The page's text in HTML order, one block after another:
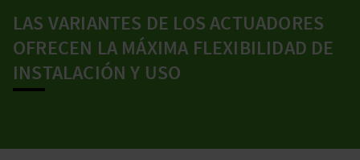
LAS VARIANTES DE LOS ACTUADORES
OFRECEN LA MÁXIMA FLEXIBILIDAD DE
INSTALACIÓN Y USO